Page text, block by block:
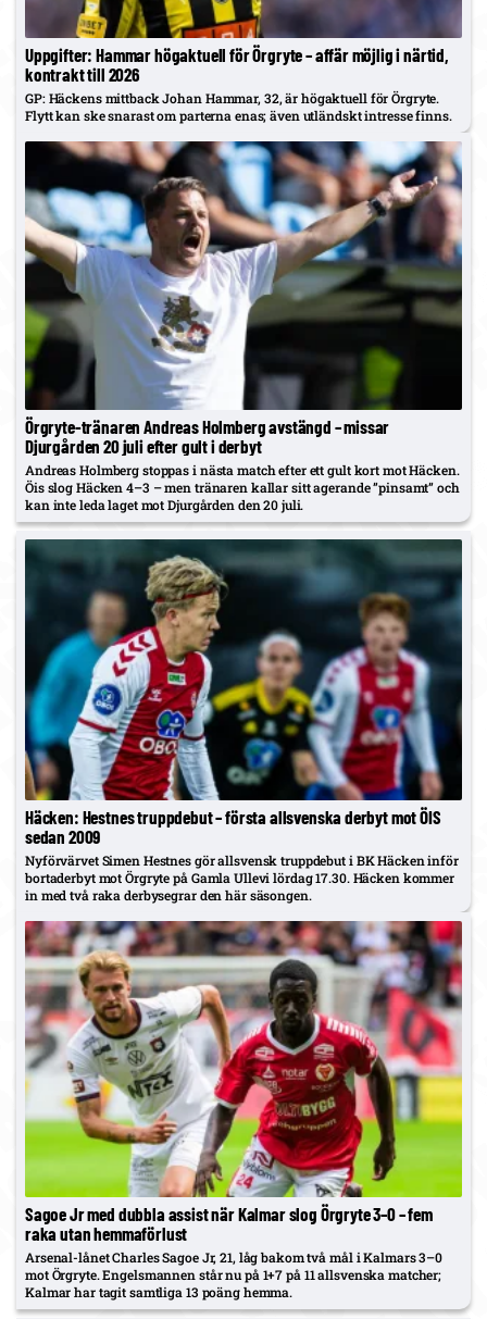
Uppgifter: Hammar högaktuell för Örgryte – affär möjlig i närtid,
kontrakt till 2026
GP: Häckens mittback Johan Hammar, 32, är högaktuell för Örgryte.
Flytt kan ske snarast om parterna enas; även utländskt intresse finns.
Örgryte-tränaren Andreas Holmberg avstängd – missar
Djurgården 20 juli efter gult i derbyt
Andreas Holmberg stoppas i nästa match efter ett gult kort mot Häcken.
Öis slog Häcken 4–3 – men tränaren kallar sitt agerande ”pinsamt” och
kan inte leda laget mot Djurgården den 20 juli.
Häcken: Hestnes truppdebut – första allsvenska derbyt mot ÖIS
sedan 2009
Nyförvärvet Simen Hestnes gör allsvensk truppdebut i BK Häcken inför
bortaderbyt mot Örgryte på Gamla Ullevi lördag 17.30. Häcken kommer
in med två raka derbysegrar den här säsongen.
Sagoe Jr med dubbla assist när Kalmar slog Örgryte 3–0 – fem
raka utan hemmaförlust
Arsenal-lånet Charles Sagoe Jr, 21, låg bakom två mål i Kalmars 3–0
mot Örgryte. Engelsmannen står nu på 1+7 på 11 allsvenska matcher;
Kalmar har tagit samtliga 13 poäng hemma.